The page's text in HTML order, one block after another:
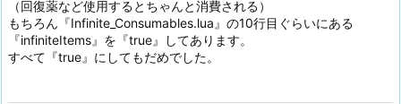
（回復薬など使用するとちゃんと消費される）
もちろん『Infinite_Consumables.lua』の10行目ぐらいにある
『infiniteItems』を『true』してあります。
すべて『true』にしてもだめでした。